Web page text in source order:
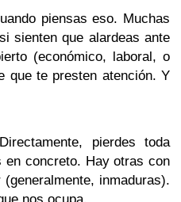
piensas eso. Muchas
sienten que alardeas ante
(económico, laboral, o
que te presten atención. Y
pierdes toda
en concreto. Hay otras con
inmaduras).